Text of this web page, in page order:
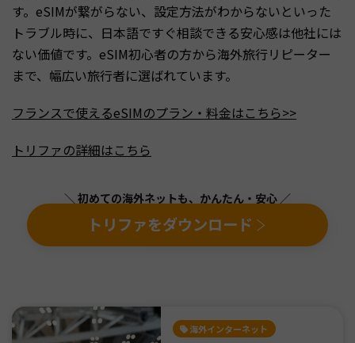
す。eSIMが繋がらない、設定方法がわからないといった
トラブル時に、日本語ですぐ相談できる安心感は他社には
ない価値です。eSIM初心者の方から海外旅行リピーター
まで、幅広い旅行者に選ばれています。
フランスで使えるeSIMのプラン・料金はこちら>>
トリファの詳細はこちら
＼ 初めての海外ネットも、かんたん・安心 ／
トリファをダウンロード
海外インターネット